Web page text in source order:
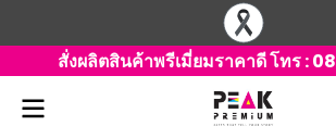
สั่งผลิตสินค้าพรีเมี่ยมราคาดี โทร :